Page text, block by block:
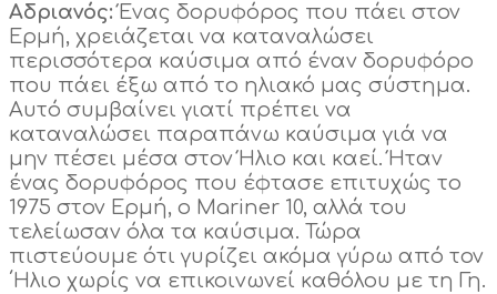
Αδριανός:Ένας δορυφόρος που πάει στον
Ερμή, χρειάζεται να καταναλώσει
περισσότερα καύσιμα από έναν δορυφόρο
που πάει έξω από το ηλιακό μας σύστημα.
Αυτό συμβαίνει γιατί πρέπει να
καταναλώσει παραπάνω καύσιμα γιά να
μην πέσει μέσα στον Ήλιο και καεί. Ήταν
ένας δορυφόρος που έφτασε επιτυχώς το
1975 στον Ερμή, ο Mariner 10, αλλά του
τελείωσαν όλα τα καύσιμα. Τώρα
πιστεύουμε ότι γυρίζει ακόμα γύρω από τον
΄Ηλιο χωρίς να επικοινωνεί καθόλου με τη Γη.